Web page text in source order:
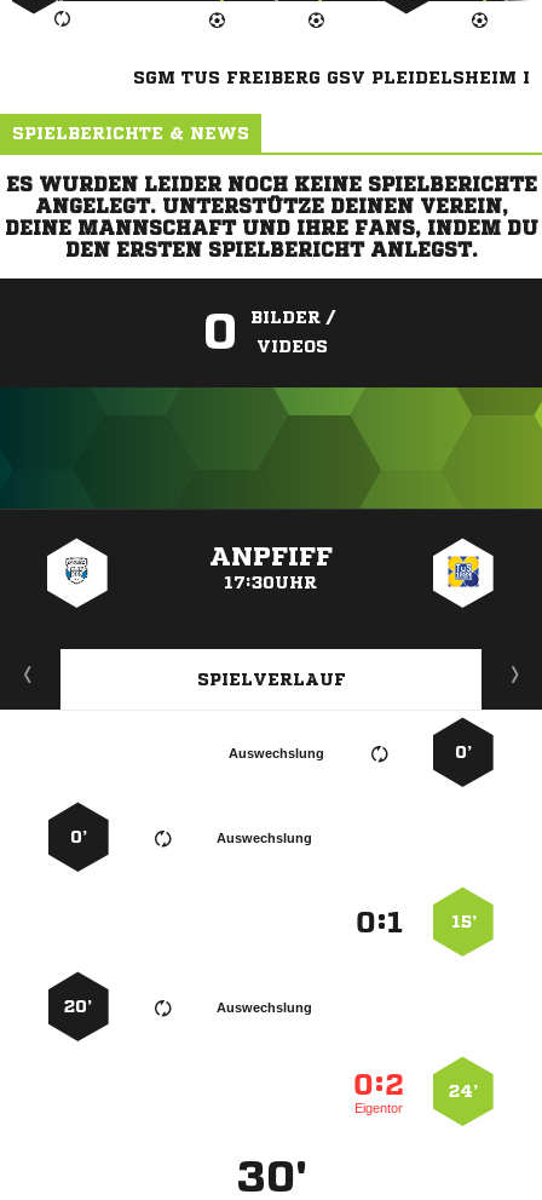
SGM TUS FREIBERG GSV PLEIDELSHEIM I
SPIELBERICHTE & NEWS
ES WURDEN LEIDER NOCH KEINE SPIELBERICHTE
ANGELEGT. UNTERSTÜTZE DEINEN VEREIN,
DEINE MANNSCHAFT UND IHRE FANS, INDEM DU
DEN ERSTEN SPIELBERICHT ANLEGST.
0
BILDER /
VIDEOS
ANPFIFF
17:30UHR
SPIELVERLAUF
0’
Auswechslung
Auswechslung
0’
15’
:
Auswechslung
20’
24’
:
Eigentor
30'